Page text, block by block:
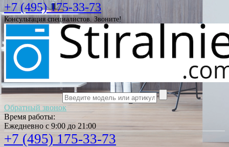
+7 (495) 175-33-73
Консультация специалистов. Звоните!
Обратный звонок
Время работы:
Ежедневно с 9:00 до 21:00
+7 (495) 175-33-73